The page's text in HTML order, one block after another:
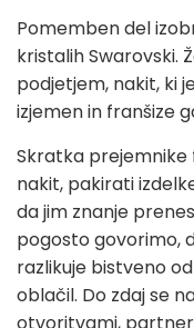
Pomemben del
kristalih Swarovski.
podjetjem, nakit, ki
izjemen in franšize
Skratka prejemnike
nakit, pakirati
da jim znanje
pogosto govorimo,
razlikuje bistveno
oblačil. Do zdaj se